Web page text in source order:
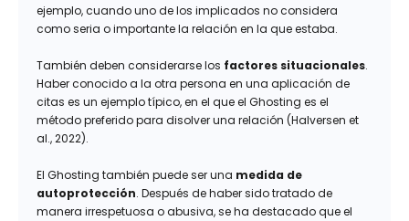
ejemplo, cuando uno de los implicados no considera
como seria o importante la relación en la que estaba.
También deben considerarse los factores situacionales.
Haber conocido a la otra persona en una aplicación de
citas es un ejemplo típico, en el que el Ghosting es el
método preferido para disolver una relación (Halversen et
al., 2022).
El Ghosting también puede ser una medida de
autoprotección. Después de haber sido tratado de
manera irrespetuosa o abusiva, se ha destacado que el